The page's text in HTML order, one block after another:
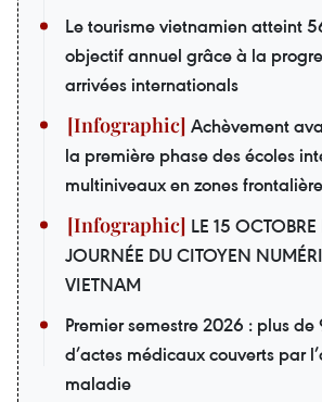
Le tourisme vietnamien atteint
objectif annuel grâce à la
arrivées internationals
Achèvement
la première phase des écoles
multiniveaux en zones
LE 15 OCTOBRE
JOURNÉE DU CITOYEN
VIETNAM
Premier semestre 2026 : plus
d’actes médicaux couverts par
maladie